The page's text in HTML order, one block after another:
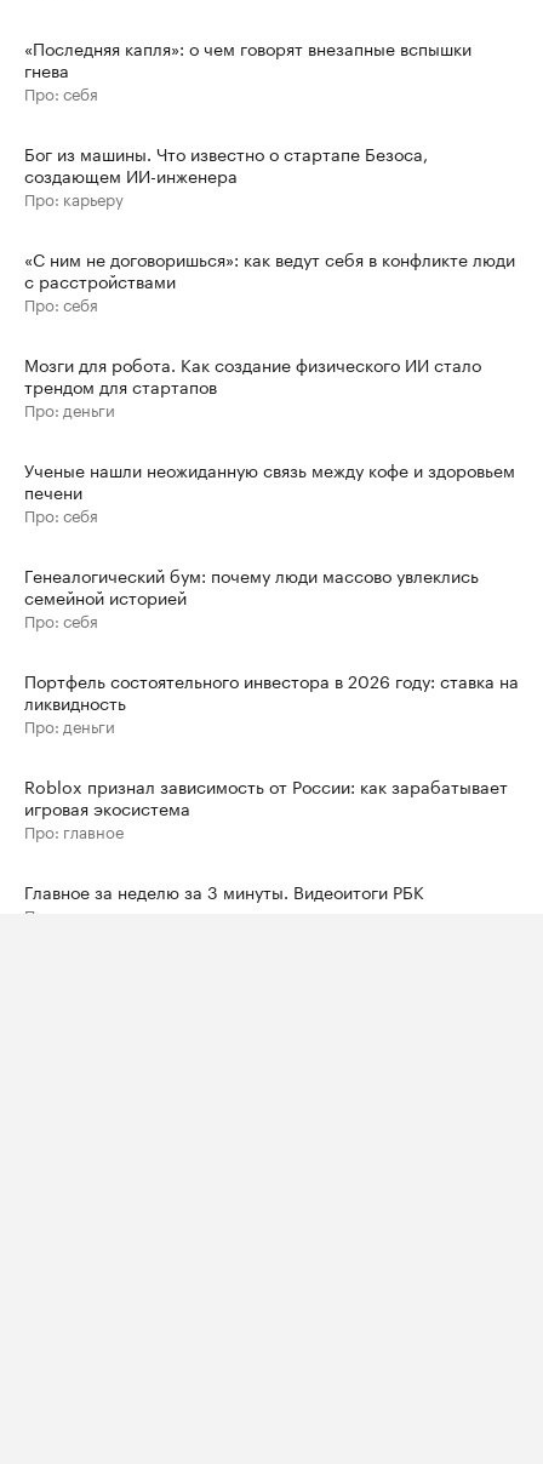
«Последняя капля»: о чем говорят внезапные вспышки
гнева
Про: себя
Бог из машины. Что известно о стартапе Безоса,
создающем ИИ-инженера
Про: карьеру
«С ним не договоришься»: как ведут себя в конфликте люди
с расстройствами
Про: себя
Мозги для робота. Как создание физического ИИ стало
трендом для стартапов
Про: деньги
Ученые нашли неожиданную связь между кофе и здоровьем
печени
Про: себя
Генеалогический бум: почему люди массово увлеклись
семейной историей
Про: себя
Портфель состоятельного инвестора в 2026 году: ставка на
ликвидность
Про: деньги
Roblox признал зависимость от России: как зарабатывает
игровая экосистема
Про: главное
Главное за неделю за 3 минуты. Видеоитоги РБК
Про: главное